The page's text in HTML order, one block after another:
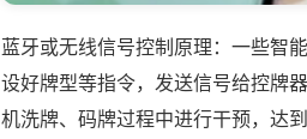
蓝牙或无线信号控制原理：一些智
设好牌型等指令，发送信号给控牌
机洗牌、码牌过程中进行干预，达到